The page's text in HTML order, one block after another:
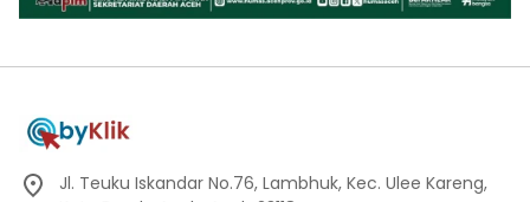
Jl. Teuku Iskandar No.76, Lambhuk, Kec. Ulee Kareng,